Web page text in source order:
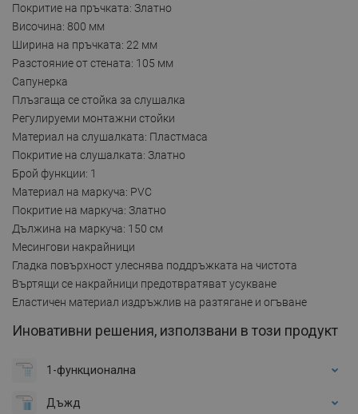
Покритие на пръчката: Златно
Височина: 800 мм
Ширина на пръчката: 22 мм
Разстояние от стената: 105 мм
Сапунерка
Плъзгаща се стойка за слушалка
Регулируеми монтажни стойки
Материал на слушалката: Пластмаса
Покритие на слушалката: Златно
Брой функции: 1
Материал на маркуча: PVC
Покритие на маркуча: Златно
Дължина на маркуча: 150 см
Месингови накрайници
Гладка повърхност улеснява поддръжката на чистота
Въртящи се накрайници предотвратяват усукване
Еластичен материал издръжлив на разтягане и огъване
Иновативни решения, използвани в този продукт
1-функционална
Дъжд